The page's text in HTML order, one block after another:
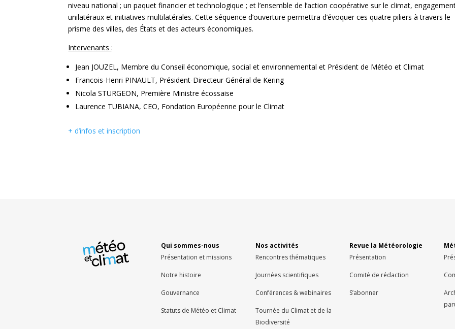
niveau national ; un paquet financier et technologique ; et l’ensemble de l’action coopérative sur le climat,
unilatéraux et initiatives multilatérales. Cette séquence d’ouverture permettra d’évoquer ces quatre piliers à travers le
prisme des villes, des États et des acteurs économiques.
Intervenants:
Jean JOUZEL, Membre du Conseil économique, social et environnemental et Président de Météo et Climat
Francois-Henri PINAULT, Président-Directeur Général de Kering
Nicola STURGEON, Première Ministre écossaise
Laurence TUBIANA, CEO, Fondation Européenne pour le Climat
+ d’infos et inscription
Qui sommes-nous
Présentation et missions
Notre histoire
Gouvernance
Statuts de Météo et Climat
Nos activités
Rencontres thématiques
Journées scientifiques
Conférences & webinaires
Tournée du Climat et de la
Biodiversité
Revue la Météorologie
Présentation
Comité de rédaction
S’abonner